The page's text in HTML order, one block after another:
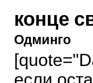
конце
Одминго